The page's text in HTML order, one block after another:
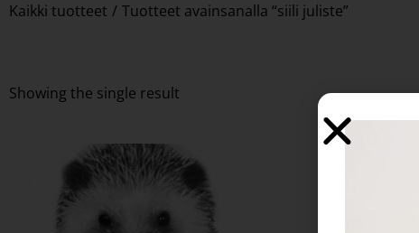
Kaikki tuotteet / Tuotteet avainsanalla “siili juliste”
Showing the single result